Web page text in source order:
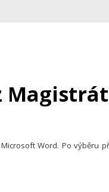
Word. Po výběru